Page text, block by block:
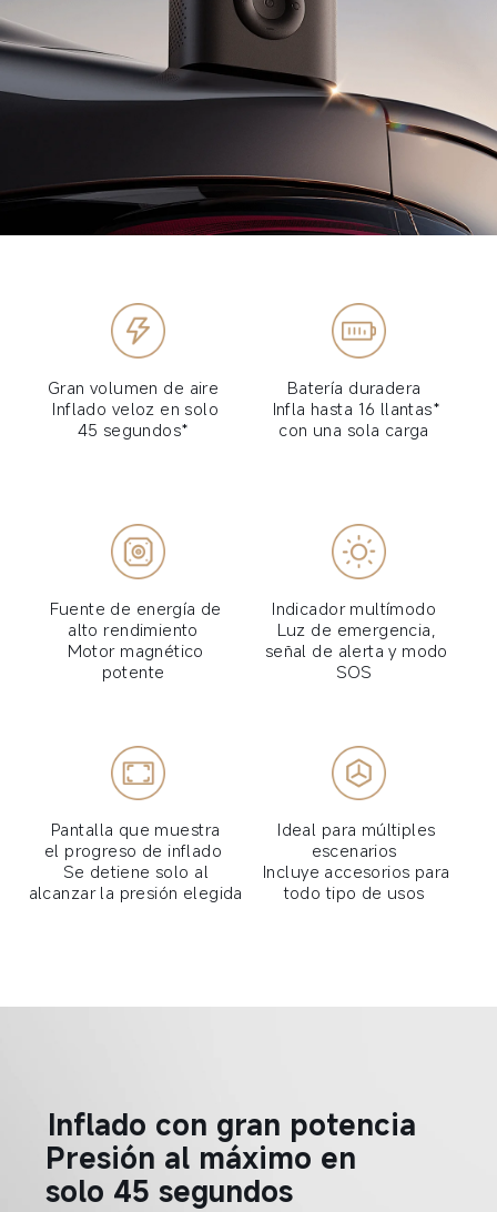
Gran volumen de aire
Inflado veloz en solo
45 segundos*
Batería duradera
Infla hasta 16 llantas*
con una sola carga
Fuente de energía de
alto rendimiento
Motor magnético
potente
Indicador multímodo
Luz de emergencia,
señal de alerta y modo
SOS
Pantalla que muestra
el progreso de inflado
Se detiene solo al
alcanzar la presión elegida
Ideal para múltiples
escenarios
Incluye accesorios para
todo tipo de usos
Inflado con gran potencia
Presión al máximo en
solo 45 segundos